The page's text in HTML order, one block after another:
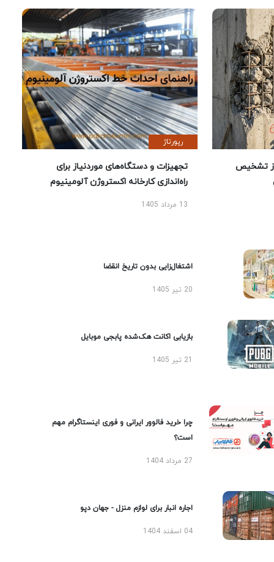
تشخیص
رپورتاژ
تجهیزات و دستگاه‌های موردنیاز برای
راه‌اندازی کارخانه اکستروژن آلومینیوم
13 مرداد 1405
اشتغال‌زایی بدون تاریخ انقضا
20 تیر 1405
بازیابی اکانت هک‌شده پابجی موبایل
چرا خرید فالوور ایرانی و فوری اینستاگرام مهم
است؟
27 مرداد 1404
اجاره انبار برای لوازم منزل - جهان دپو
04 اسفند 1404